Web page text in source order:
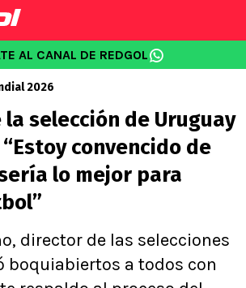
AL CANAL DE REDGOL
2026
selección de Uruguay
convencido de
lo mejor para
director de las selecciones
boquiabiertos a todos con